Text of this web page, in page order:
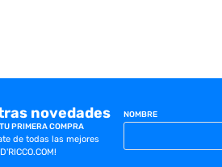
novedades
PRIMERA COMPRA
de todas las mejores
NOMBRE